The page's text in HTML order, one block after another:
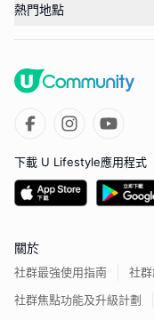
熱門地點
下載 U Lifestyle應用程式
關於
社群最強使用指南
社
社群焦點功能及升級計劃